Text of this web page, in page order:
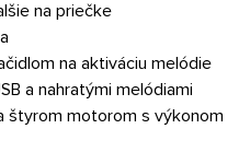
na priečke
na aktiváciu melódie
a nahratými melódiami
štyrom motorom s výkonom